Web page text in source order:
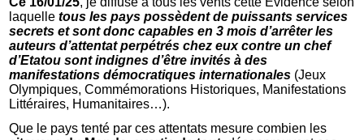
laquelletous les pays possèdent de puissants services
secrets et sont donc capables en 3 mois d’arrêter les
auteurs d’attentat perpétrés chez eux contre un chef
d’Etatou sont indignes d’être invités à des
manifestations démocratiques internationales (Jeux
Olympiques, Commémorations Historiques, Manifestations
Littéraires, Humanitaires…).
Que le pays tenté par ces attentats mesure combien les